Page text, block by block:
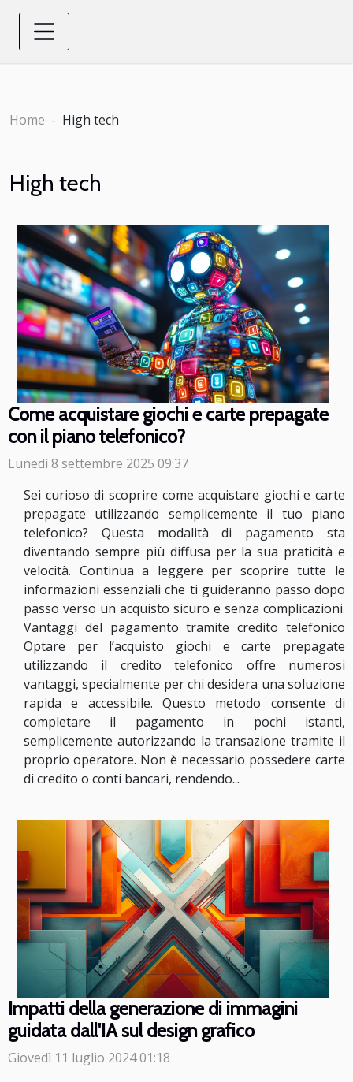
Home High tech
High tech
Come acquistare giochi e carte prepagate
con il piano telefonico?
Lunedì 8 settembre 2025 09:37
Sei curioso di scoprire come acquistare giochi e carte
prepagate utilizzando semplicemente il tuo piano
telefonico? Questa modalità di pagamento sta
diventando sempre più diffusa per la sua praticità e
velocità. Continua a leggere per scoprire tutte le
informazioni essenziali che ti guideranno passo dopo
passo verso un acquisto sicuro e senza complicazioni.
Vantaggi del pagamento tramite credito telefonico
Optare per l’acquisto giochi e carte prepagate
utilizzando il credito telefonico offre numerosi
vantaggi, specialmente per chi desidera una soluzione
rapida e accessibile. Questo metodo consente di
completare il pagamento in pochi istanti,
semplicemente autorizzando la transazione tramite il
proprio operatore. Non è necessario possedere carte
di credito o conti bancari, rendendo...
Impatti della generazione di immagini
guidata dall'IA sul design grafico
Giovedì 11 luglio 2024 01:18